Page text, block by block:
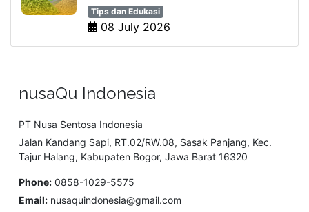
Tips dan Edukasi
08 July 2026
nusaQu Indonesia
PT Nusa Sentosa Indonesia
Jalan Kandang Sapi, RT.02/RW.08, Sasak Panjang, Kec.
Tajur Halang, Kabupaten Bogor, Jawa Barat 16320
Phone: 0858-1029-5575
Email: nusaquindonesia@gmail.com